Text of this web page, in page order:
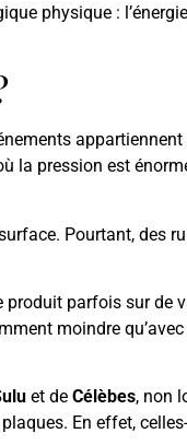
physique :
la pression est
Pourtant, des
produit parfois sur de
moindre
et de Célèbes, non
En effet,